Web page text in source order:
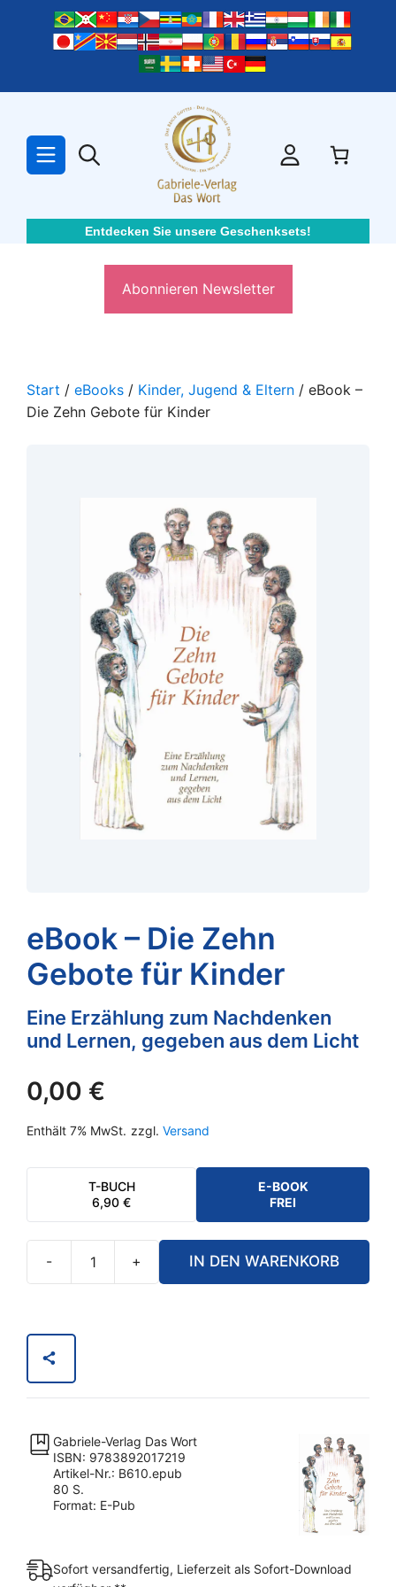
springen
Entdecken Sie unsere Geschenksets!
Abonnieren Newsletter
Start / eBooks / Kinder, Jugend & Eltern / eBook –
Die Zehn Gebote für Kinder
eBook – Die Zehn
Gebote für Kinder
Eine Erzählung zum Nachdenken
und Lernen, gegeben aus dem Licht
0,00 €
Enthält 7% MwSt. zzgl. Versand
T-BUCH
6,90 €
E-BOOK
FREI
-
eBook
Kinder
Menge
+ IN DEN WARENKORB
Gabriele-Verlag Das Wort
ISBN: 9783892017219
Artikel-Nr.: B610.epub
80 S.
Format: E-Pub
Sofort versandfertig, Lieferzeit als Sofort-Download